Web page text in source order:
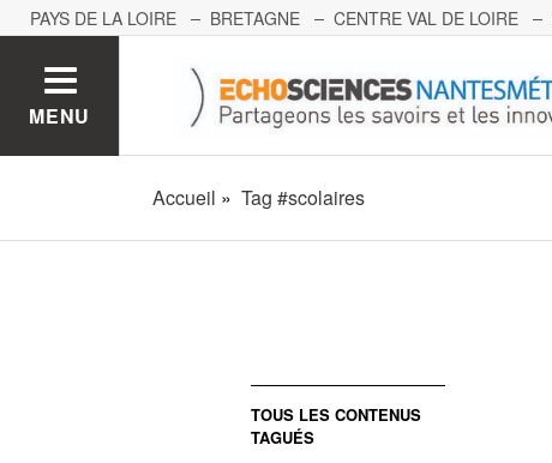
PAYS DE LA LOIRE BRETAGNE CENTRE VAL DE LOIRE
MENU
Accueil Tag #scolaires
TOUS LES CONTENUS
TAGUÉS